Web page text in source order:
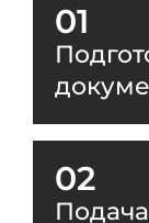
01
02